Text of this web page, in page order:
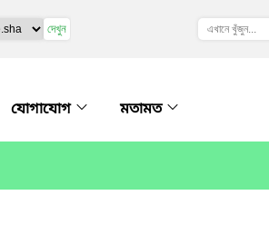
দেখুন
যোগাযোগ মতামত